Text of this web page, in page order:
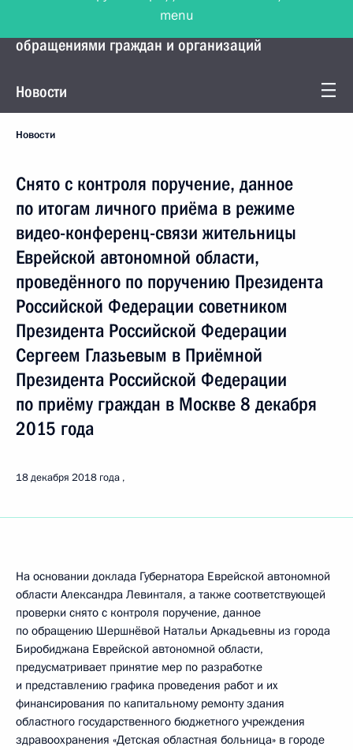
Управление Президента по работе с
обращениями граждан и организаций
Новости
Новости
Снято с контроля поручение, данное
по итогам личного приёма в режиме
видео-конференц-связи жительницы
Еврейской автономной области,
проведённого по поручению Президента
Российской Федерации советником
Президента Российской Федерации
Сергеем Глазьевым в Приёмной
Президента Российской Федерации
по приёму граждан в Москве 8 декабря
2015 года
18 декабря 2018 года
На основании доклада Губернатора Еврейской автономной
области Александра Левинталя, а также соответствующей
проверки снято с контроля поручение, данное
по обращению Шершнёвой Натальи Аркадьевны из города
Биробиджана Еврейской автономной области,
предусматривает принятие мер по разработке
и представлению графика проведения работ и их
финансирования по капитальному ремонту здания
областного государственного бюджетного учреждения
здравоохранения «Детская областная больница» в городе